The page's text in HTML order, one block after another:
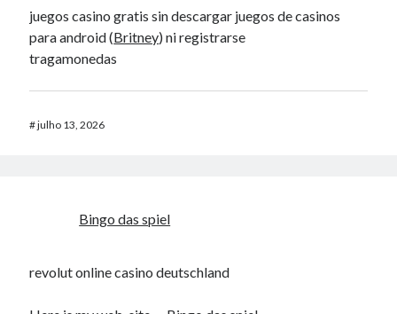
juegos casino gratis sin descargar juegos de casinos
para android (Britney) ni registrarse
tragamonedas
#julho 13, 2026
Bingo das spiel
revolut online casino deutschland